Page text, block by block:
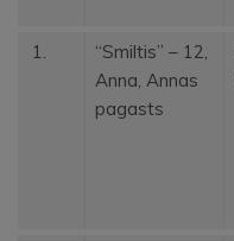
“Smiltis” – 12,
Anna, Annas
pagasts